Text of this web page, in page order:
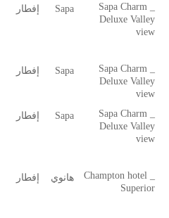
Sapa Charm _
Deluxe Valley
view
Sapa إفطار
Sapa Charm _
Deluxe Valley
view
Sapa إفطار
Sapa Charm _
Deluxe Valley
view
Sapa إفطار
Champton hotel _
Superior
هانوي إفطار